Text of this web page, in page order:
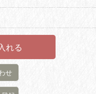
れる
せ